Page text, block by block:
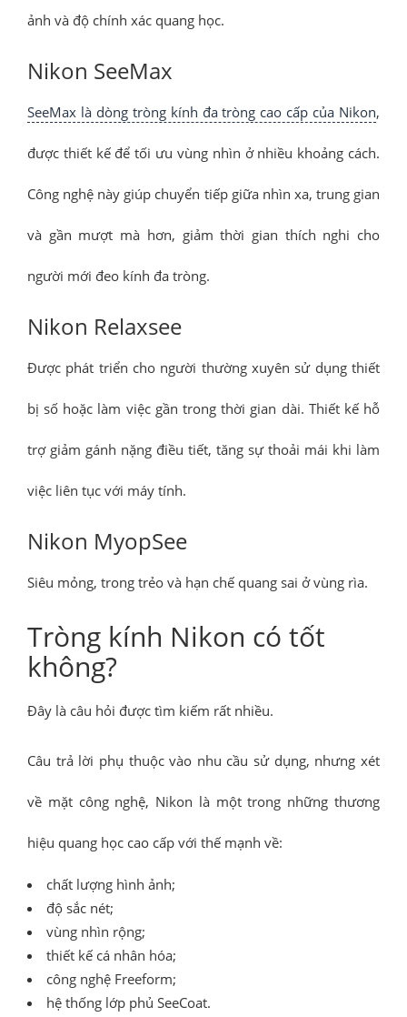
ảnh và độ chính xác quang học.
Nikon SeeMax
SeeMax là dòng tròng kính đa tròng cao cấp của Nikon,
được thiết kế để tối ưu vùng nhìn ở nhiều khoảng cách.
Công nghệ này giúp chuyển tiếp giữa nhìn xa, trung gian
và gần mượt mà hơn, giảm thời gian thích nghi cho
người mới đeo kính đa tròng.
Nikon Relaxsee
Được phát triển cho người thường xuyên sử dụng thiết
bị số hoặc làm việc gần trong thời gian dài. Thiết kế hỗ
trợ giảm gánh nặng điều tiết, tăng sự thoải mái khi làm
việc liên tục với máy tính.
Nikon MyopSee
Siêu mỏng, trong trẻo và hạn chế quang sai ở vùng rìa.
Tròng kính Nikon có tốt
không?
Đây là câu hỏi được tìm kiếm rất nhiều.
Câu trả lời phụ thuộc vào nhu cầu sử dụng, nhưng xét
về mặt công nghệ, Nikon là một trong những thương
hiệu quang học cao cấp với thế mạnh về:
chất lượng hình ảnh;
độ sắc nét;
vùng nhìn rộng;
thiết kế cá nhân hóa;
công nghệ Freeform;
hệ thống lớp phủ SeeCoat.